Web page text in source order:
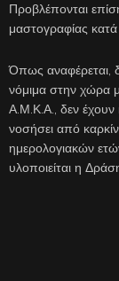
Προβλέπονται
μαστογραφίας κατά
Όπως αναφέρεται,
νόμιμα στην χώρα
Α.Μ.Κ.Α., δεν έχουν
νοσήσει από
ημερολογιακών
υλοποιείται η